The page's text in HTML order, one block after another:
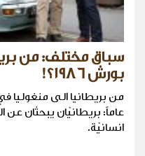
سباق مختلف: من
بورش 1986؟!
عاماً: بريطانيّان يبحثان عن
انسانيّة.